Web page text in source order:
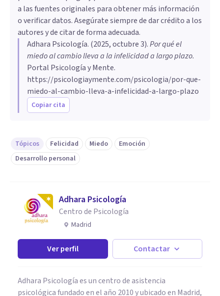
a las fuentes originales para obtener más información
o verificar datos. Asegúrate siempre de dar crédito a los
autores y de citar de forma adecuada.
Adhara Psicología. (2025, octubre 3).Por qué el
miedo al cambio lleva a la infelicidad a largo plazo.
Portal Psicología y Mente.
https://psicologiaymente.com/psicologia/por-que-
miedo-al-cambio-lleva-a-infelicidad-a-largo-plazo
Copiar cita
Tópicos Felicidad Miedo
Emoción
Desarrollo personal
Adhara Psicología
Centro de Psicología
Madrid
Ver perfil Contactar
Adhara Psicología es un centro de asistencia
psicológica fundado en el año 2010 y ubicado en Madrid,